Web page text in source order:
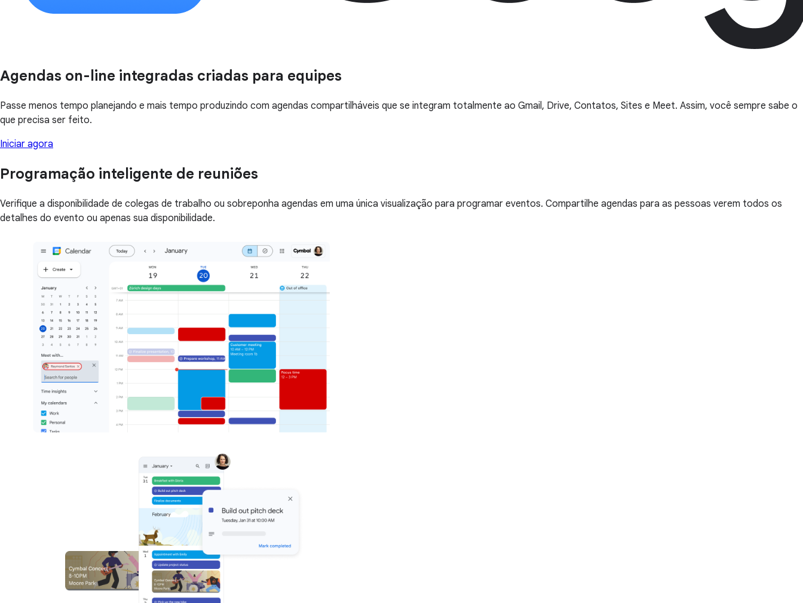
Agendas on-line integradas criadas para equipes
Passe menos tempo planejando e mais tempo produzindo com agendas compartilháveis que se integram totalmente ao Gmail, Drive, Contatos, Sites e Meet. Assim, você sempre sabe o
que precisa ser feito.
Iniciar agora
Programação inteligente de reuniões
Verifique a disponibilidade de colegas de trabalho ou sobreponha agendas em uma única visualização para programar eventos. Compartilhe agendas para as pessoas verem todos os
detalhes do evento ou apenas sua disponibilidade.